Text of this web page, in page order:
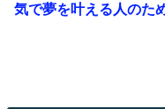
気で夢を叶える人のた